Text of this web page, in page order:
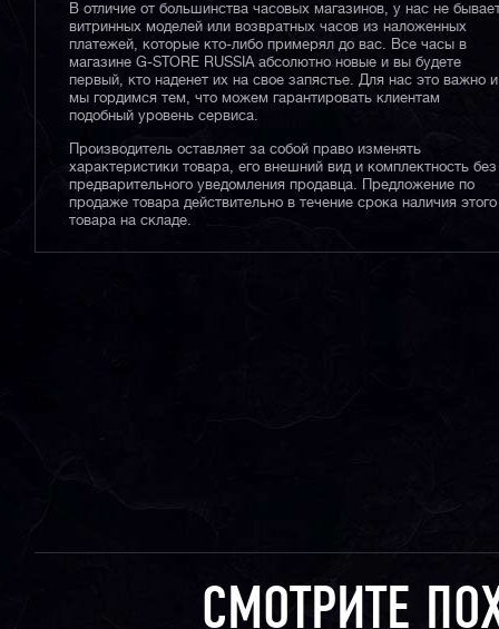
В отличие от большинства часовых магазинов, у нас не
витринных моделей или возвратных часов из наложенных
платежей, которые кто-либо примерял до вас. Все часы в
магазине G-STORE RUSSIA абсолютно новые и вы будете
первый, кто наденет их на свое запястье. Для нас это важно и
мы гордимся тем, что можем гарантировать клиентам
подобный уровень сервиса.
Производитель оставляет за собой право изменять
характеристики товара, его внешний вид и комплектность без
предварительного уведомления продавца. Предложение по
продаже товара действительно в течение срока наличия этого
товара на складе.
СМОТРИТЕ